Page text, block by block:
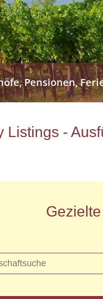
Pensionen,
Listings -